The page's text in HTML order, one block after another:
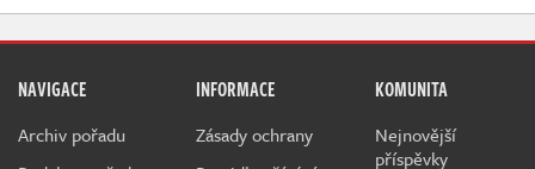
NAVIGACE
Archiv pořadu
INFORMACE
Zásady ochrany
KOMUNITA
Nejnovější
příspěvky